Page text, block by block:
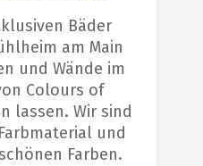
Bäder
am Main
und Wände im
Colours of
lassen. Wir sind
und
Farben.